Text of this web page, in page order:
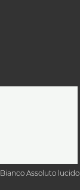
Bianco Assoluto lucido